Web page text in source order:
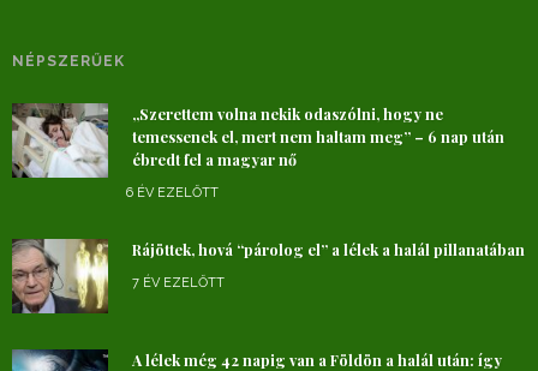
NÉPSZERŰEK
„Szerettem volna nekik odaszólni, hogy ne
temessenek el, mert nem haltam meg” – 6 nap után
ébredt fel a magyar nő
6 ÉV EZELŐTT
Rájöttek, hová “párolog el” a lélek a halál pillanatában
7 ÉV EZELŐTT
A lélek még 42 napig van a Földön a halál után: így